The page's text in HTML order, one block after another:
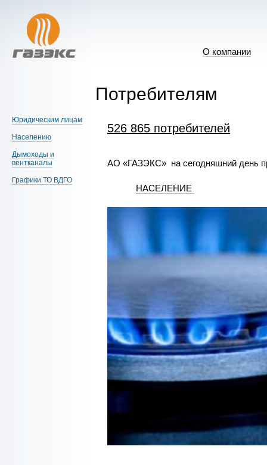
О компании
Потребителям
526 865 потребителей
АО «ГАЗЭКС» на сегодняшний день
НАСЕЛЕНИЕ
Юридическим лицам
Населению
Дымоходы и
вентканалы
Графики ТО ВДГО